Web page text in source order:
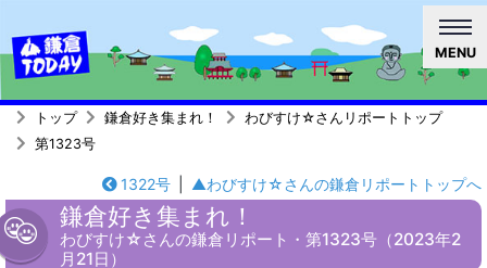
MENU
トップ 鎌倉好き集まれ！
わびすけ☆さんリポートトップ
第1323号
1322号 ▲わびすけ☆さんの鎌倉リポートトップへ
鎌倉好き集まれ！
わびすけ☆さんの鎌倉リポート・第1323号（2023年2
月21日）